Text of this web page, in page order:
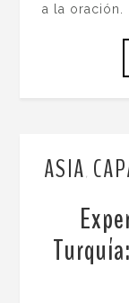
a la oración.
ASIA